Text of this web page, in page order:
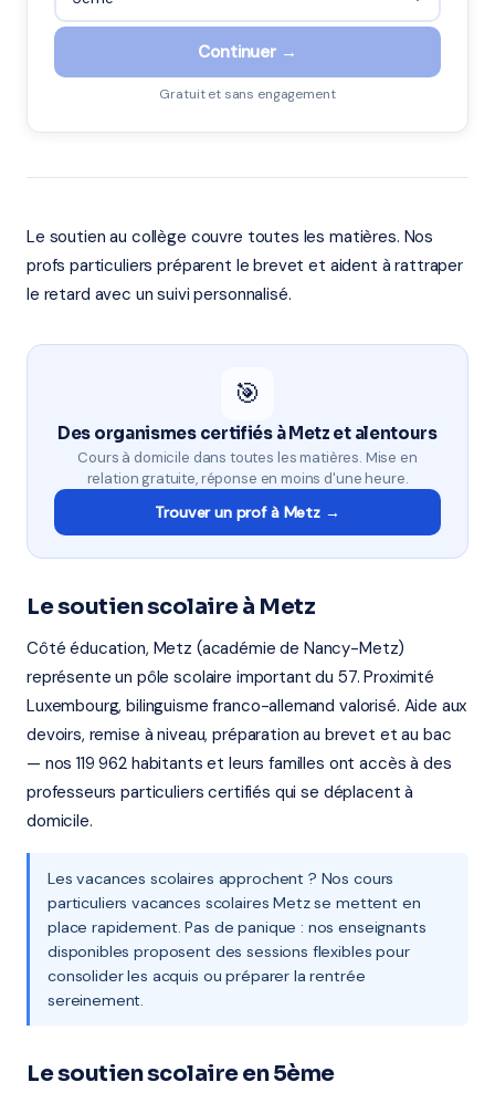
Continuer →
Gratuit et sans engagement
Le soutien au collège couvre toutes les matières. Nos
profs particuliers préparent le brevet et aident à rattraper
le retard avec un suivi personnalisé.
🎯
Des organismes certifiés à Metz et alentours
Cours à domicile dans toutes les matières. Mise en
relation gratuite, réponse en moins d'une heure.
Trouver un prof à Metz →
Le soutien scolaire à Metz
Côté éducation, Metz (académie de Nancy-Metz)
représente un pôle scolaire important du 57. Proximité
Luxembourg, bilinguisme franco-allemand valorisé. Aide aux
devoirs, remise à niveau, préparation au brevet et au bac
— nos 119 962 habitants et leurs familles ont accès à des
professeurs particuliers certifiés qui se déplacent à
domicile.
Les vacances scolaires approchent ? Nos cours
particuliers vacances scolaires Metz se mettent en
place rapidement. Pas de panique : nos enseignants
disponibles proposent des sessions flexibles pour
consolider les acquis ou préparer la rentrée
sereinement.
Le soutien scolaire en 5ème